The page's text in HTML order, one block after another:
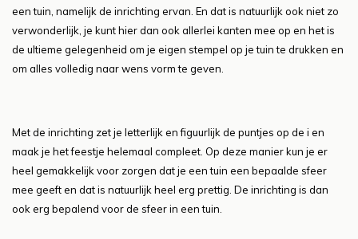
een tuin, namelijk de inrichting ervan. En dat is natuurlijk ook niet zo
verwonderlijk, je kunt hier dan ook allerlei kanten mee op en het is
de ultieme gelegenheid om je eigen stempel op je tuin te drukken en
om alles volledig naar wens vorm te geven.
Met de inrichting zet je letterlijk en figuurlijk de puntjes op de i en
maak je het feestje helemaal compleet. Op deze manier kun je er
heel gemakkelijk voor zorgen dat je een tuin een bepaalde sfeer
mee geeft en dat is natuurlijk heel erg prettig. De inrichting is dan
ook erg bepalend voor de sfeer in een tuin.